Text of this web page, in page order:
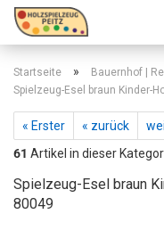
Startseite » Bauernhof |
Spielzeug-Esel braun Kinder-
« Erster « zurück
61 Artikel in dieser
Spielzeug-Esel braun
80049